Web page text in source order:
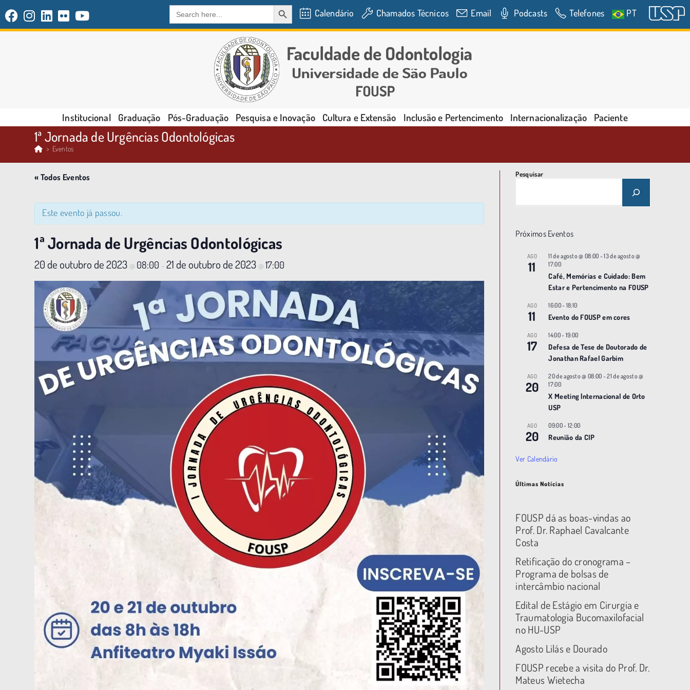
Search
for:
SEARCH BUTTON
Calendário Chamados Técnicos Email Podcasts Telefones PT
Institucional Graduação Pós-Graduação Pesquisa e Inovação Cultura e Extensão Inclusão e Pertencimento Internacionalização Paciente
1ª Jornada de Urgências Odontológicas
> Eventos
« Todos Eventos
Este evento já passou.
1ª Jornada de Urgências Odontológicas
20 de outubro de 2023 @ 08:00 –21 de outubro de 2023 @17:00
Pesquisar
Próximos Eventos
AGO
11
11 de agosto @ 08:00 -13 de agosto @
17:00
Café, Memórias e Cuidado: Bem
Estar e Pertencimento na FOUSP
AGO
11
16:00- 18:10
Evento do FOUSP em cores
AGO
17
14:00- 19:00
Defesa de Tese de Doutorado de
Jonathan Rafael Garbim
AGO
20
20 de agosto @ 08:00 -21 de agosto @
17:00
X Meeting |nternacional de Orto
USP
AGO
20
09:00- 12:00
Reunião da CIP
Ver Calendário
Últimas Notícias
FOUSP dá as boas-vindas ao
Prof. Dr. Raphael Cavalcante
Costa
Retificação do cronograma –
Programa de bolsas de
intercâmbio nacional
Edital de Estágio em Cirurgia e
Traumatologia Bucomaxilofacial
no HU-USP
Agosto Lilás e Dourado
FOUSP recebe a visita do Prof. Dr.
Mateus Wietecha